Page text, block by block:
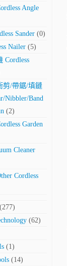
Angle
Sander (0)
Nailer (5)
Cordless
剪/帶鋸/填鏠
Nibbler/Band
(2)
Garden
Cleaner
Cordless
(277)
(62)
(1)
(14)